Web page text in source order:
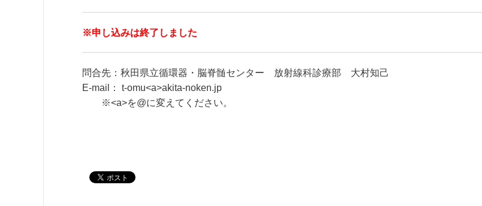
※申し込みは終了しました
問合先：秋田県立循環器・脳脊髄センター 放射線科診療部 大村知己
E-mail： t-omu<a>akita-noken.jp
※<a>を@に変えてください。